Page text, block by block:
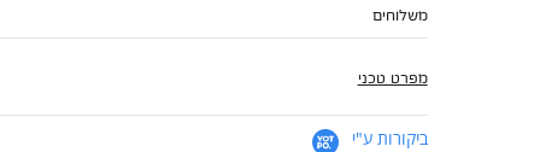
משלוחים
מפרט טכני
ביקורות ע"י